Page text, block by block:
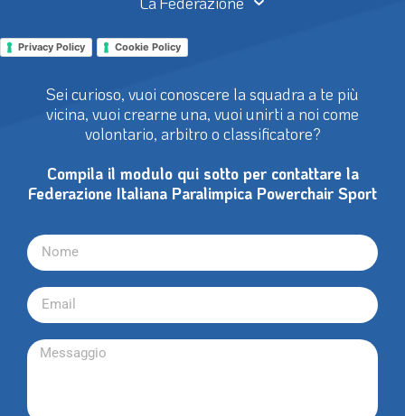
Privacy Policy Cookie Policy
Sei curioso, vuoi conoscere la squadra a te più
vicina, vuoi crearne una, vuoi unirti a noi come
volontario, arbitro o classificatore?
Compila il modulo qui sotto per contattare la
Federazione Italiana Paralimpica Powerchair Sport